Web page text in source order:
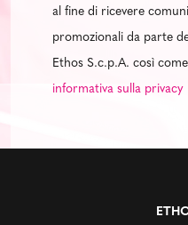
al fine di ricevere
promozionali da parte
Ethos S.c.p.A. così
informativa sulla privacy